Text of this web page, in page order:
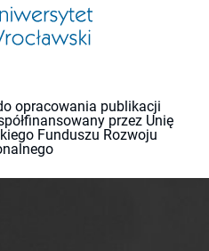
opracowania publikacji
przez Unię
Funduszu Rozwoju